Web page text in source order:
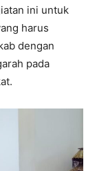
ini untuk
harus
dengan
pada